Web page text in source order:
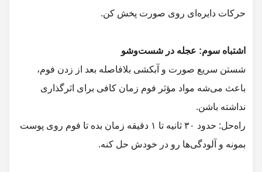
شستن سریع صورت و آبکشی بلافاصله بعد از زدن فوم،
باعث می‌شه مواد مؤثر فوم زمان کافی برای اثرگذاری
نداشته باشن.
راه‌حل: حدود ۳۰ ثانیه تا ۱ دقیقه زمان بده تا فوم روی پوست
بمونه و آلودگی‌ها رو در خودش حل کنه.